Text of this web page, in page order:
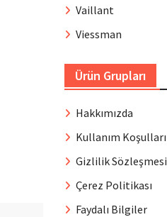
Vaillant
Viessman
Ürün Grupları
Hakkımızda
Kullanım Koşulları
Gizlilik Sözleşmesi
Çerez Politikası
Faydalı Bilgiler